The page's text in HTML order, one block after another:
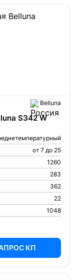
Belluna
S342 W
от 7 до 25
1260
283
362
22
1048
КП